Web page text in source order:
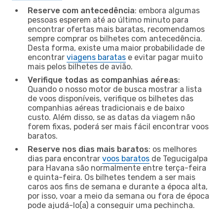
Reserve com antecedência: embora algumas
pessoas esperem até ao último minuto para
encontrar ofertas mais baratas, recomendamos
sempre comprar os bilhetes com antecedência.
Desta forma, existe uma maior probabilidade de
encontrar viagens baratas e evitar pagar muito
mais pelos bilhetes de avião.
Verifique todas as companhias aéreas:
Quando o nosso motor de busca mostrar a lista
de voos disponíveis, verifique os bilhetes das
companhias aéreas tradicionais e de baixo
custo. Além disso, se as datas da viagem não
forem fixas, poderá ser mais fácil encontrar voos
baratos.
Reserve nos dias mais baratos: os melhores
dias para encontrar voos baratos de Tegucigalpa
para Havana são normalmente entre terça-feira
e quinta-feira. Os bilhetes tendem a ser mais
caros aos fins de semana e durante a época alta,
por isso, voar a meio da semana ou fora de época
pode ajudá-lo(a) a conseguir uma pechincha.